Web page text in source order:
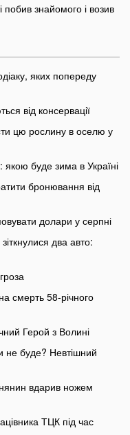
побив знайомого і возив
яких попереду
від консервації
цю рослину в оселю у
буде зима в Україні
бронювання від
долари у серпні
два авто:
смерть 58-річного
Герой з Волині
не буде? Невтішний
вдарив ножем
ТЦК під час